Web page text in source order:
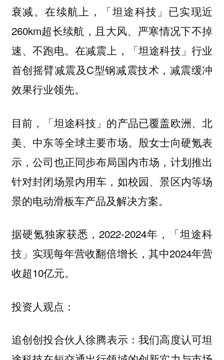
衰减。在续航上，「坦途科技」已实现近
260km超长续航，且大风、严寒情况下不掉
速、不跑电。在减震上，「坦途科技」行业
首创摇臂减震及C型钢减震技术，减震缓冲
效果行业领先。
目前，「坦途科技」的产品已覆盖欧洲、北
美、中东等全球主要市场。殷女士向硬氪表
示，公司也正同步布局国内市场，计划推出
针对封闭场景内用车，如校园、景区内等场
景的电动滑板车产品及解决方案。
据硬氪独家获悉，2022-2024年，「坦途科
技」实现每年营收翻倍增长，其中2024年营
收超10亿元。
投资人观点：
追创创投合伙人徐腾表示：我们高度认可坦